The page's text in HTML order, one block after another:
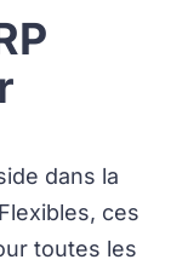
dans la
ces
toutes les